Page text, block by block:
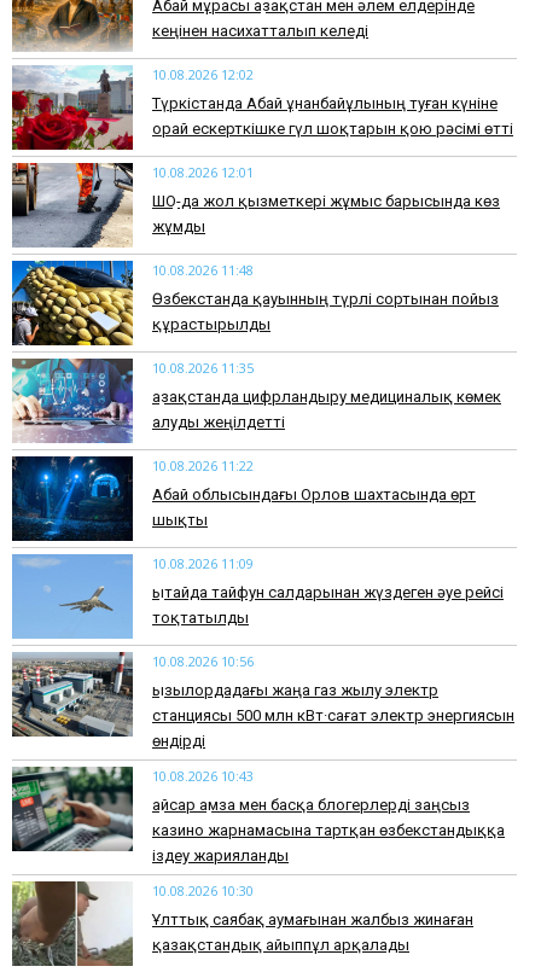
Абай мұрасы Қазақстан мен әлем елдерінде
кеңінен насихатталып келеді
10.08.2026 12:02
Түркістанда Абай Құнанбайұлының туған күніне
орай ескерткішке гүл шоқтарын қою рәсімі өтті
10.08.2026 12:01
ШҚО-да жол қызметкері жұмыс барысында көз
жұмды
10.08.2026 11:48
Өзбекстанда қауынның түрлі сортынан пойыз
құрастырылды
10.08.2026 11:35
Қазақстанда цифрландыру медициналық көмек
алуды жеңілдетті
10.08.2026 11:22
Абай облысындағы Орлов шахтасында өрт
шықты
10.08.2026 11:09
Қытайда тайфун салдарынан жүздеген әуе рейсі
тоқтатылды
10.08.2026 10:56
Қызылордадағы жаңа газ жылу электр
станциясы 500 млн кВт·сағат электр энергиясын
өндірді
10.08.2026 10:43
Қайсар Қамза мен басқа блогерлерді заңсыз
казино жарнамасына тартқан өзбекстандыққа
іздеу жарияланды
10.08.2026 10:30
Ұлттық саябақ аумағынан жалбыз жинаған
қазақстандық айыппұл арқалады